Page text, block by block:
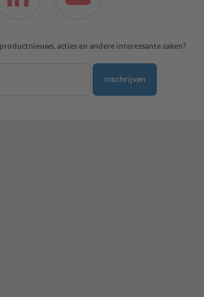
acties en andere interessante zaken?
Inschrijven